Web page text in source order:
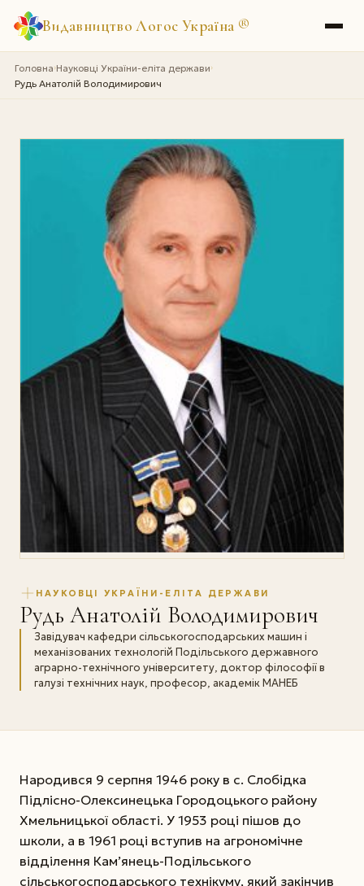
Видавництво Логос Україна ®
Головна›Науковці України-еліта держави›
Рудь Анатолій Володимирович
НАУКОВЦІ УКРАЇНИ-ЕЛІТА ДЕРЖАВИ
Рудь Анатолій Володимирович
Завідувач кафедри сільськогосподарських машин і
механізованих технологій Подільського державного
аграрно-технічного університету, доктор філософії в
галузі технічних наук, професор, академік МАНЕБ
Народився 9 серпня 1946 року в с. Слобідка
Підлісно-Олексинецька Городоцького району
Хмельницької області. У 1953 році пішов до
школи, а в 1961 році вступив на агрономічне
відділення Кам’янець-Подільського
сільськогосподарського технікуму, який закінчив